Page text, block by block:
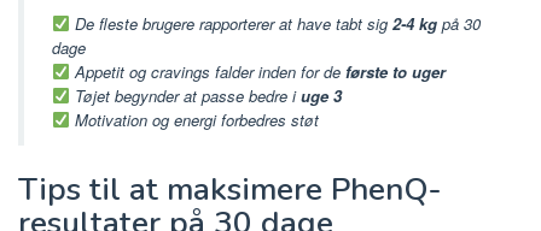
De fleste brugere rapporterer at have tabt sig 2-4 kgpå 30
dage
Appetit og cravings falder inden for de første to uger
Tøjet begynder at passe bedre iuge 3
Motivation og energi forbedres støt
Tips til at maksimere PhenQ-